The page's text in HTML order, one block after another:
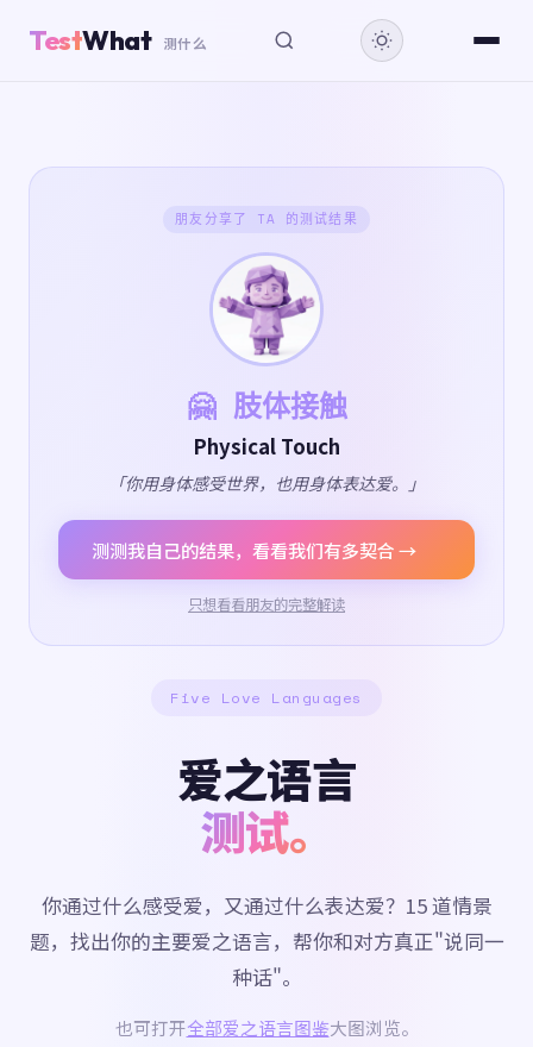
TestWhat 测什么
朋友分享了 TA 的测试结果
🤗 肢体接触
Physical Touch
「你用身体感受世界，也用身体表达爱。」
测测我自己的结果，看看我们有多契合 →
只想看看朋友的完整解读
Five Love Languages
爱之语言
测试。
你通过什么感受爱，又通过什么表达爱？15 道情景
题，找出你的主要爱之语言，帮你和对方真正"说同一
种话"。
也可打开全部爱之语言图鉴大图浏览。